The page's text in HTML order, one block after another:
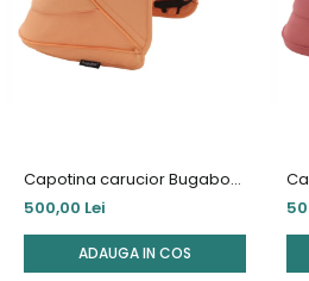
Capotina carucior Bugaboo
Dragonfly Island Coral
500,00 Lei
ADAUGA IN COS